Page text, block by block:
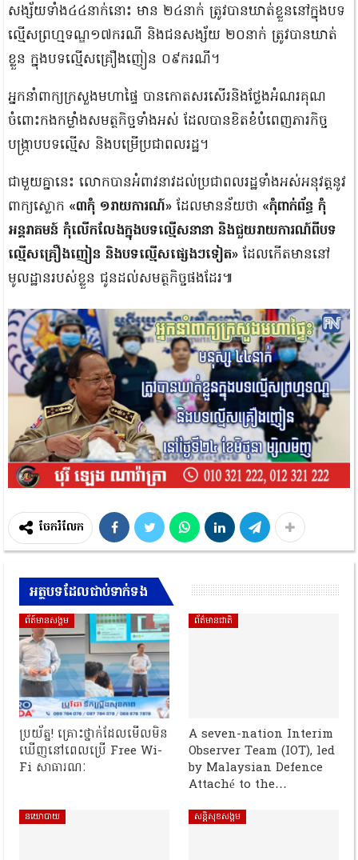
សង្ស័យទាំង៤៤នាក់នោះ មាន ២៤នាក់ ត្រូវបានឃាត់ខ្លួននៅក្នុងបទ
ល្មើសព្រហ្មទណ្ឌ១៧ករណី និងជនសង្ស័យ ២០នាក់ ត្រូវបានឃាត់
ខ្លួន ក្នុងបទល្មើសគ្រឿងញៀន ០៩ករណី។
អ្នកនាំពាក្យក្រសួងមហាផ្ទៃ បានកោតសរសើរនិងថ្លែងអំណរគុណ
ចំពោះកងកម្លាំងសមត្ថកិច្ចទាំងអស់ ដែលបានខិតខំបំពេញភារកិច្ច
បង្ក្រាបបទល្មើស និងបម្រើប្រជាពលរដ្ឋ។
ជាមួយគ្នានេះ លោកបានអំពាវនាវដល់ប្រជាពលរដ្ឋទាំងអស់អនុវត្តនូវ
ពាក្យស្លោក «៣កុំ ១រាយការណ៍» ដែលមានន័យថា «កុំពាក់ព័ន្ធ កុំ
អន្តរាគមន៍ កុំលើកលែងក្នុងបទល្មើសនានា និងជួយរាយការណ៍ពីបទ
ល្មើសគ្រឿងញៀន និងបទល្មើសផ្សេងៗទៀត» ដែលកើតមាននៅ
មូលដ្ឋានរបស់ខ្លួន ជូនដល់សមត្ថកិច្ចផងដែរ៕
ចែករំលែក
អត្ថបទដែលជាប់ទាក់ទង
ព័ត៍មានសង្គម
ប្រយ័ត្ន! គ្រោះថ្នាក់ដែលមើលមិន
ឃើញនៅពេលប្រើ Free Wi-
Fi សាធារណៈ
ព័ត៌មានជាតិ
A seven-nation Interim
Observer Team (IOT), led
by Malaysian Defence
Attaché to the…
នយោបាយ សន្តិសុខសង្គម